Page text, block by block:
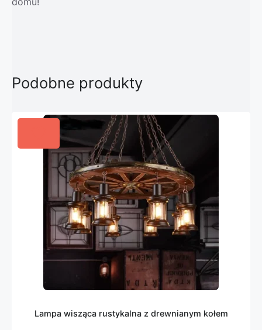
Podobne produkty
Lampa wisząca rustykalna z drewnianym kołem